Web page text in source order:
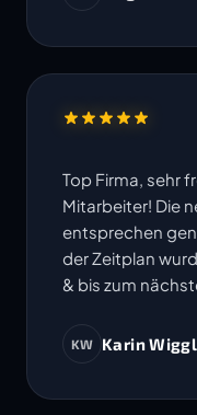
Top Firma, sehr
Mitarbeiter! Die
entsprechen
der Zeitplan
& bis zum
KW Karin